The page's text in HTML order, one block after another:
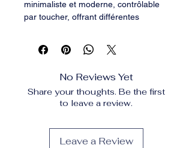
minimaliste et moderne, contrôlable
par toucher, offrant différentes
No Reviews Yet
Share your thoughts. Be the first
to leave a review.
Leave a Review